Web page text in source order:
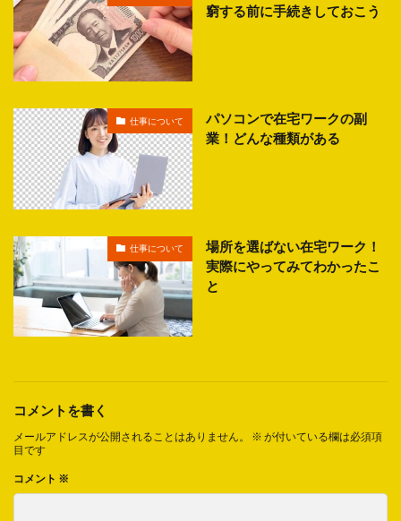
窮する前に手続きしておこう
仕事について
パソコンで在宅ワークの副
業！どんな種類がある
仕事について
場所を選ばない在宅ワーク！
実際にやってみてわかったこ
と
コメントを書く
メールアドレスが公開されることはありません。 ※ が付いている欄は必須項
目です
コメント ※